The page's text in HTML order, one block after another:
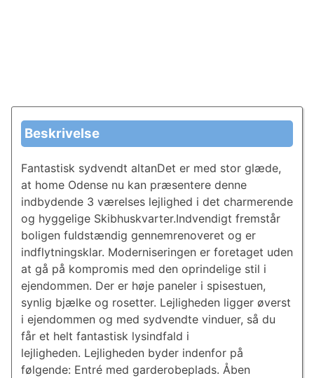
Beskrivelse
Fantastisk sydvendt altanDet er med stor glæde,
at home Odense nu kan præsentere denne
indbydende 3 værelses lejlighed i det charmerende
og hyggelige Skibhuskvarter.Indvendigt fremstår
boligen fuldstændig gennemrenoveret og er
indflytningsklar. Moderniseringen er foretaget uden
at gå på kompromis med den oprindelige stil i
ejendommen. Der er høje paneler i spisestuen,
synlig bjælke og rosetter. Lejligheden ligger øverst
i ejendommen og med sydvendte vinduer, så du
får et helt fantastisk lysindfald i
lejligheden. Lejligheden byder indenfor på
følgende: Entré med garderobeplads. Åben